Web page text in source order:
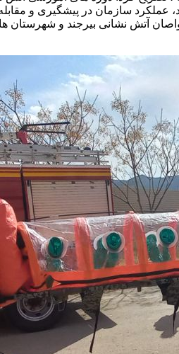
عملکرد سازمان در پیشگیری و